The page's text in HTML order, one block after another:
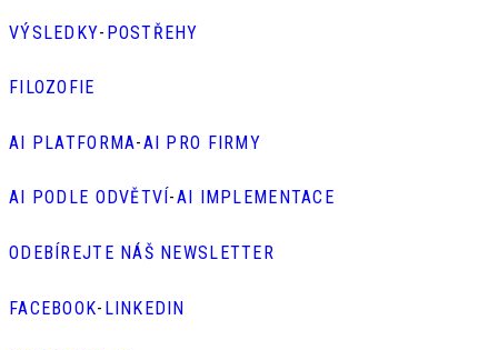
VÝSLEDKY- POSTŘEHY
FILOZOFIE
AI PLATFORMA-AI PRO FIRMY
AI PODLE ODVĚTVÍ-AI IMPLEMENTACE
ODEBÍREJTE NÁŠ NEWSLETTER
FACEBOOK- LINKEDIN